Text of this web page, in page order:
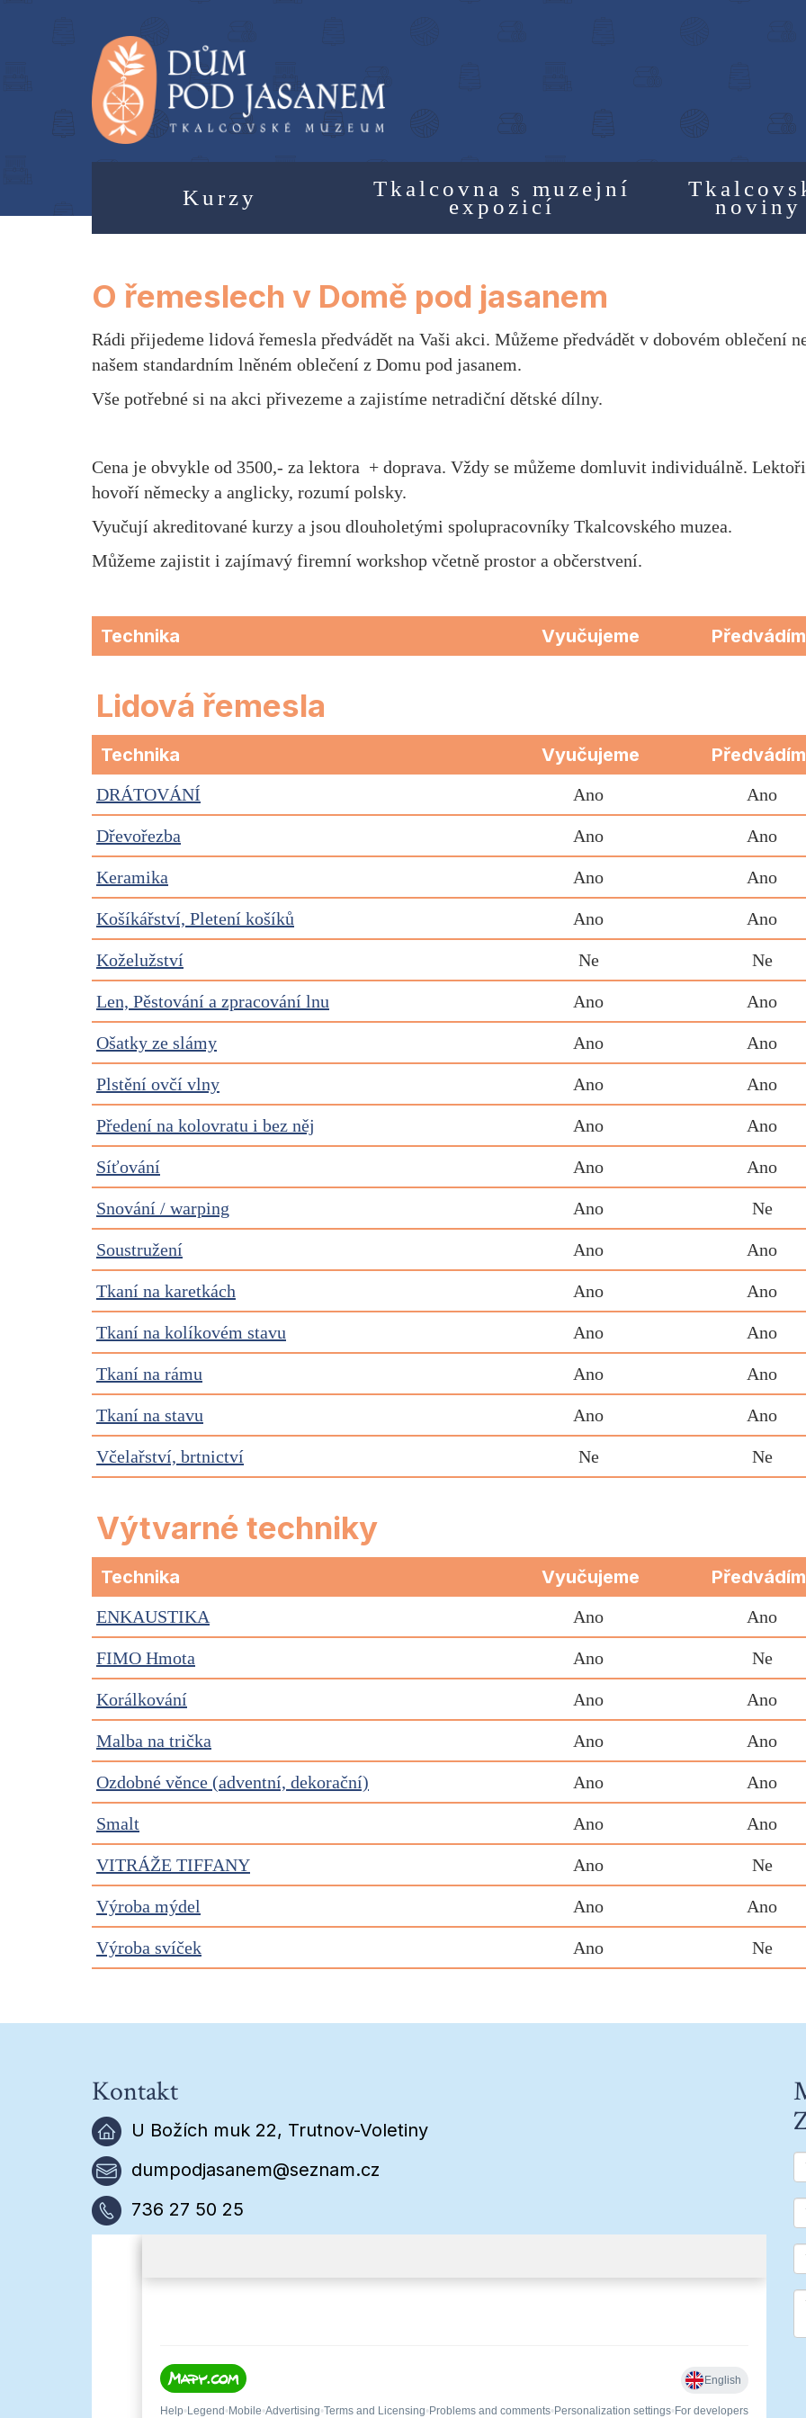
Kurzy Tkalcovna s muzejní
expozicí noviny
O řemeslech v Domě pod jasanem
Rádi přijedeme lidová řemesla předvádět na Vaši akci. Můžeme předvádět v dobovém oblečení
našem standardním lněném oblečení z Domu pod jasanem.
Vše potřebné si na akci přivezeme a zajistíme netradiční dětské dílny.
Cena je obvykle od 3500,- za lektora + doprava. Vždy se můžeme domluvit individuálně. Lektoři
hovoří německy a anglicky, rozumí polsky.
Vyučují akreditované kurzy a jsou dlouholetými spolupracovníky Tkalcovského muzea.
Můžeme zajistit i zajímavý firemní workshop včetně prostor a občerstvení.
Technika Vyučujeme
Lidová řemesla
Technika Vyučujeme
DRÁTOVÁNÍ Ano Ano
Dřevořezba Ano Ano
Keramika Ano Ano
Košíkářství, Pletení košíků Ano Ano
Koželužství Ne Ne
Len, Pěstování a zpracování lnu Ano Ano
Ošatky ze slámy Ano Ano
Plstění ovčí vlny Ano Ano
Předení na kolovratu i bez něj Ano Ano
Síťování Ano Ano
Snování / warping Ano Ne
Soustružení Ano Ano
Tkaní na karetkách Ano Ano
Tkaní na kolíkovém stavu Ano Ano
Tkaní na rámu Ano Ano
Tkaní na stavu Ano Ano
Včelařství, brtnictví Ne Ne
Výtvarné techniky
Technika Vyučujeme
ENKAUSTIKA Ano Ano
FIMO Hmota Ano Ne
Korálkování Ano Ano
Malba na trička Ano Ano
Ozdobné věnce (adventní, dekorační) Ano Ano
Smalt Ano Ano
VITRÁŽE TIFFANY Ano Ne
Výroba mýdel Ano Ano
Výroba svíček Ano Ne
Kontakt
U Božích muk 22, Trutnov-Voletiny
dumpodjasanem@seznam.cz
736 27 50 25